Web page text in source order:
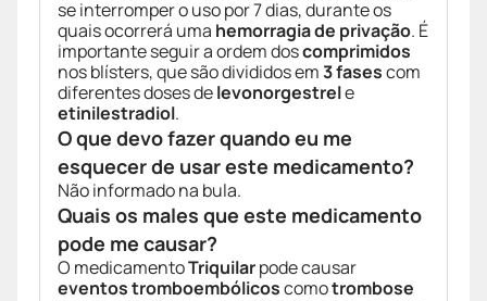
se interromper o uso por 7 dias, durante os
quais ocorrerá uma hemorragia de privação. É
importante seguir a ordem doscomprimidos
nos blísters, que são divididos em3 fasescom
diferentes doses delevonorgestrele
etinilestradiol.
O que devo fazer quando eu me
esquecer de usar este medicamento?
Não informado na bula.
Quais os males que este medicamento
pode me causar?
O medicamentoTriquilarpode causar
eventos tromboembólicoscomotrombose